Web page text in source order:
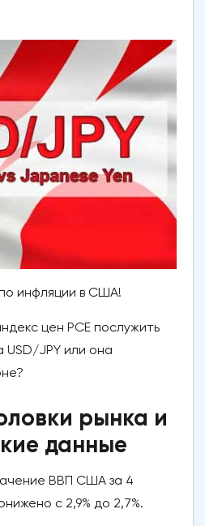
инфляции в США!
цен PCE послужить
USD/JPY или она
рынка и
данные
ВВП США за 4
с 2,9% до 2,7%.